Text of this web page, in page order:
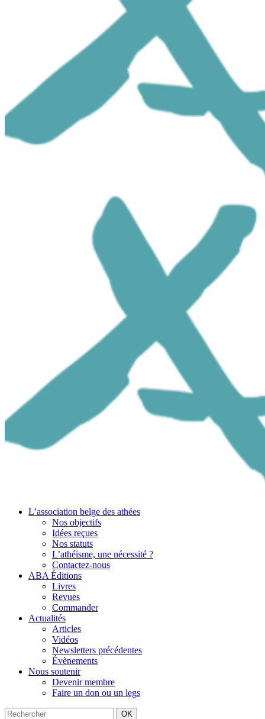
L’association belge des athées
Nos objectifs
Idées reçues
Nos statuts
L’athéisme, une nécessité ?
Contactez-nous
ABA Éditions
Livres
Revues
Commander
Actualités
Articles
Vidéos
Newsletters précédentes
Évènements
Nous soutenir
Devenir membre
Faire un don ou un legs
OK